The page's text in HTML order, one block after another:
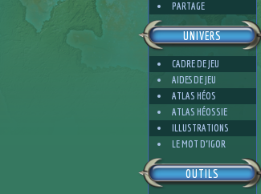
PARTAGE
UNIVERS
CADRE DE JEU
AIDES DE JEU
ATLAS HÉOS
ATLAS HÉOSSIE
ILLUSTRATIONS
LE MOT D'IGOR
OUTILS